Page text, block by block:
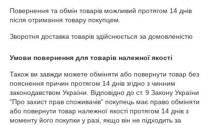
Повернення та обмін товарів можливий протягом 14 днів
після отримання товару покупцем.
Зворотня доставка товарів здійснюється за домовленістю
Умови повернення для товарів належної якості
Також ви завжди можете обміняти або повернути товар без
пояснення причин протягом 14 днів згідно з чинним
законодавством України. Відповідно до ст. 9 Закону України
"Про захист прав споживачів" покупець має право обміняти
або повернути товар належної якості протягом 14 днів з
моменту його покупки у разі, якщо він не підходить за